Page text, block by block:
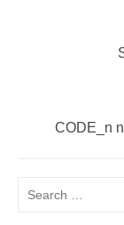
Next
CODE_n